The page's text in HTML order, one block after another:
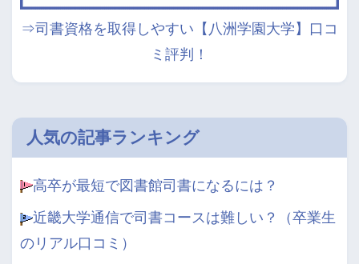
⇒司書資格を取得しやすい【八洲学園大学】口コ
ミ評判！
人気の記事ランキング
高卒が最短で図書館司書になるには？
近畿大学通信で司書コースは難しい？（卒業生
のリアル口コミ）